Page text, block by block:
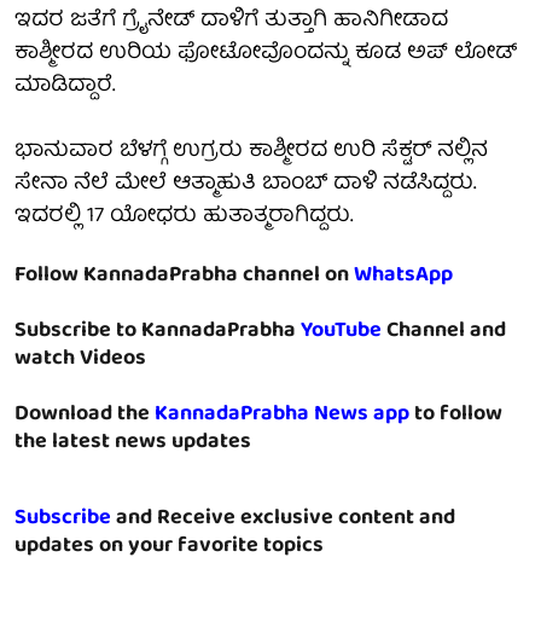
ಇದರ ಜತೆಗೆ ಗ್ರೈನೇಡ್ ದಾಳಿಗೆ ತುತ್ತಾಗಿ ಹಾನಿಗೀಡಾದ
ಕಾಶ್ಮೀರದ ಉರಿಯ ಫೋಟೋವೊಂದನ್ನು ಕೂಡ ಅಪ್ ಲೋಡ್
ಮಾಡಿದ್ದಾರೆ.
ಭಾನುವಾರ ಬೆಳಗ್ಗೆ ಉಗ್ರರು ಕಾಶ್ಮೀರದ ಉರಿ ಸೆಕ್ಟರ್ ನಲ್ಲಿನ
ಸೇನಾ ನೆಲೆ ಮೇಲೆ ಆತ್ಮಾಹುತಿ ಬಾಂಬ್ ದಾಳಿ ನಡೆಸಿದ್ದರು.
ಇದರಲ್ಲಿ 17 ಯೋಧರು ಹುತಾತ್ಮರಾಗಿದ್ದರು.
Follow KannadaPrabha channel onWhatsApp
Subscribe to KannadaPrabhaYouTubeChannel and
watch Videos
Download theKannadaPrabha News appto follow
the latest news updates
Subscribeand Receive exclusive content and
updates on your favorite topics